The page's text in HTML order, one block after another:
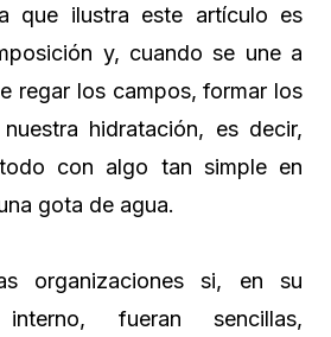
que ilustra este artículo es
y, cuando se une a
regar los campos, formar los
hidratación, es decir,
con algo tan simple en
gota de agua.
organizaciones si, en su
interno, fueran sencillas,